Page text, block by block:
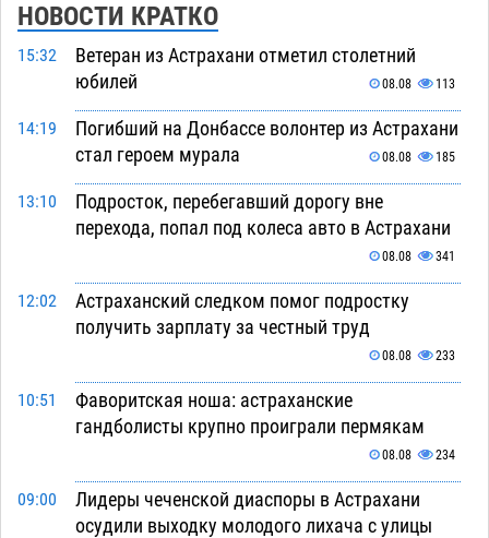
НОВОСТИ КРАТКО
15:32
Ветеран из Астрахани отметил столетний
юбилей
08.08 113
14:19
Погибший на Донбассе волонтер из Астрахани
стал героем мурала
08.08 185
13:10
Подросток, перебегавший дорогу вне
перехода, попал под колеса авто в Астрахани
08.08 341
12:02
Астраханский следком помог подростку
получить зарплату за честный труд
08.08 233
10:51
Фаворитская ноша: астраханские
гандболисты крупно проиграли пермякам
08.08 234
09:00
Лидеры чеченской диаспоры в Астрахани
осудили выходку молодого лихача с улицы